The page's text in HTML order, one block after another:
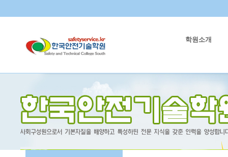
학원소개